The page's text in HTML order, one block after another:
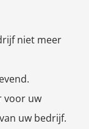
niet meer
voor uw
uw bedrijf.